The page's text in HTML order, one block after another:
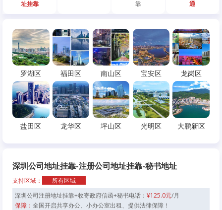
址挂靠
靠
通
罗湖区 福田区 南山区 宝安区 龙岗区
盐田区 龙华区 坪山区 光明区 大鹏新区
深圳公司地址挂靠-注册公司地址挂靠-秘书地址
支持区域：
所有区域
深圳公司注册地址挂靠+收寄政府信函+秘书电话： ¥125.0元/月
保障： 全国开启共享办公、小办公室出租、提供法律保障！